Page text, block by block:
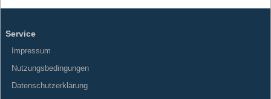
Service
Impressum
Nutzungsbedingungen
Datenschutzerklärung